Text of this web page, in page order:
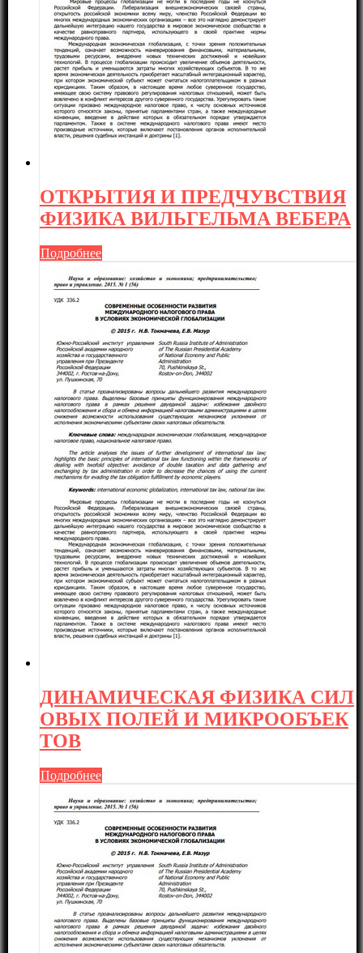
ОТКРЫТИЯ И ПРЕДЧУВСТВИЯ
ФИЗИКА ВИЛЬГЕЛЬМА ВЕБЕРА
Подробнее
ДИНАМИЧЕСКАЯ ФИЗИКА СИЛ
ОВЫХ ПОЛЕЙ И МИКРООБЪЕК
ТОВ
Подробнее